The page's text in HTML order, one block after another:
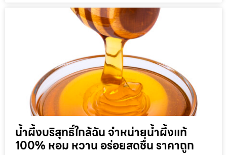
น้ำผึ้งบริสุทธิ์ใกล้ฉัน จำหน่ายน้ำผึ้งแท้
100% หอม หวาน อร่อยสดชื่น ราคาถูก